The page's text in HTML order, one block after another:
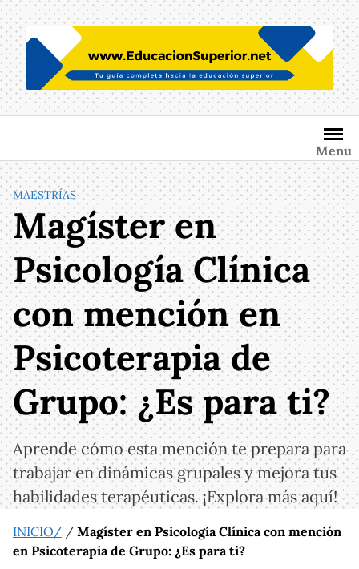
Saltar
al
contenido
Menu
MAESTRÍAS
Magíster en
Psicología Clínica
con mención en
Psicoterapia de
Grupo: ¿Es para ti?
Aprende cómo esta mención te prepara para
trabajar en dinámicas grupales y mejora tus
habilidades terapéuticas. ¡Explora más aquí!
INICIO/ / Magíster en Psicología Clínica con mención
en Psicoterapia de Grupo: ¿Es para ti?